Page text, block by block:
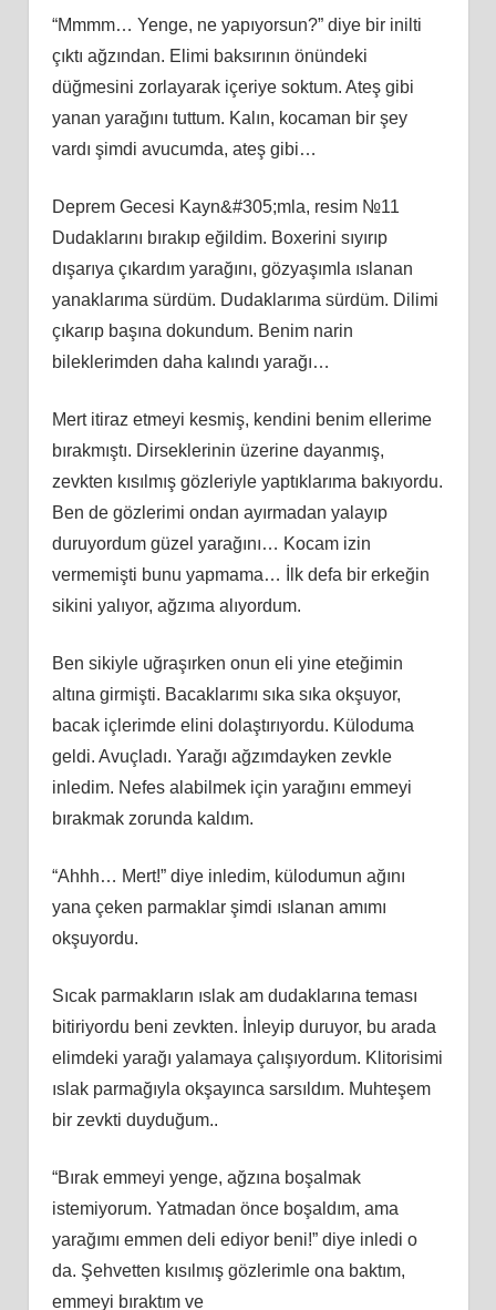
“Mmmm… Yenge, ne yapıyorsun?” diye bir inilti
çıktı ağzından. Elimi baksırının önündeki
düğmesini zorlayarak içeriye soktum. Ateş gibi
yanan yarağını tuttum. Kalın, kocaman bir şey
vardı şimdi avucumda, ateş gibi…
Deprem Gecesi Kayn&#305;mla, resim №11
Dudaklarını bırakıp eğildim. Boxerini sıyırıp
dışarıya çıkardım yarağını, gözyaşımla ıslanan
yanaklarıma sürdüm. Dudaklarıma sürdüm. Dilimi
çıkarıp başına dokundum. Benim narin
bileklerimden daha kalındı yarağı…
Mert itiraz etmeyi kesmiş, kendini benim ellerime
bırakmıştı. Dirseklerinin üzerine dayanmış,
zevkten kısılmış gözleriyle yaptıklarıma bakıyordu.
Ben de gözlerimi ondan ayırmadan yalayıp
duruyordum güzel yarağını… Kocam izin
vermemişti bunu yapmama… İlk defa bir erkeğin
sikini yalıyor, ağzıma alıyordum.
Ben sikiyle uğraşırken onun eli yine eteğimin
altına girmişti. Bacaklarımı sıka sıka okşuyor,
bacak içlerimde elini dolaştırıyordu. Küloduma
geldi. Avuçladı. Yarağı ağzımdayken zevkle
inledim. Nefes alabilmek için yarağını emmeyi
bırakmak zorunda kaldım.
“Ahhh… Mert!” diye inledim, külodumun ağını
yana çeken parmaklar şimdi ıslanan amımı
okşuyordu.
Sıcak parmakların ıslak am dudaklarına teması
bitiriyordu beni zevkten. İnleyip duruyor, bu arada
elimdeki yarağı yalamaya çalışıyordum. Klitorisimi
ıslak parmağıyla okşayınca sarsıldım. Muhteşem
bir zevkti duyduğum..
“Bırak emmeyi yenge, ağzına boşalmak
istemiyorum. Yatmadan önce boşaldım, ama
yarağımı emmen deli ediyor beni!” diye inledi o
da. Şehvetten kısılmış gözlerimle ona baktım,
emmeyi bıraktım ve